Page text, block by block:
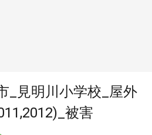
_見明川小学校_屋外
被害